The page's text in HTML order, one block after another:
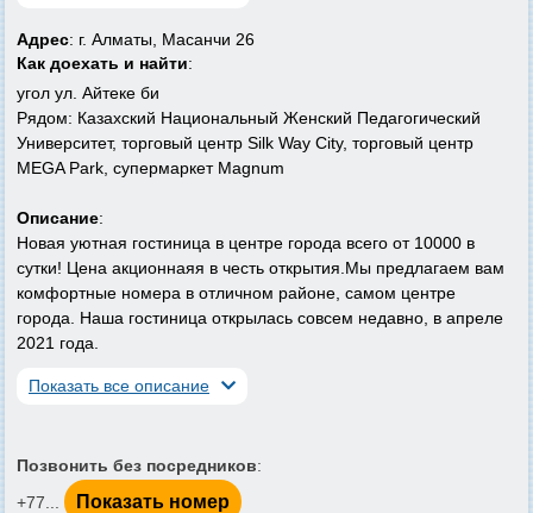
Адрес: г. Алматы, Масанчи 26
Как доехать и найти:
угол ул. Айтеке би
Рядом: Казахский Национальный Женский Педагогический
Университет, торговый центр Silk Way City, торговый центр
MEGA Park, супермаркет Magnum
Описание:
Новая уютная гостиница в центре города всего от 10000 в
сутки! Цена акционнаяя в честь открытия.Мы предлагаем вам
комфортные номера в отличном районе, самом центре
города. Наша гостиница открылась совсем недавно, в апреле
2021 года.
Показать все описание
Позвонить без посредников:
+77...
Показать номер